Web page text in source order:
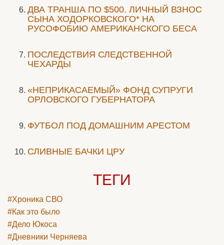
ДВА ТРАНША ПО $500. ЛИЧНЫЙ ВЗНОС
СЫНА ХОДОРКОВСКОГО* НА
РУСОФОБИЮ АМЕРИКАНСКОГО БЕСА
ПОСЛЕДСТВИЯ СЛЕДСТВЕННОЙ
ЧЕХАРДЫ
«НЕПРИКАСАЕМЫЙ» ФОНД СУПРУГИ
ОРЛОВСКОГО ГУБЕРНАТОРА
ФУТБОЛ ПОД ДОМАШНИМ АРЕСТОМ
СЛИВНЫЕ БАЧКИ ЦРУ
ТЕГИ
#Хроника СВО
#Как это было
#Дело Юкоса
#Дневники Черняева